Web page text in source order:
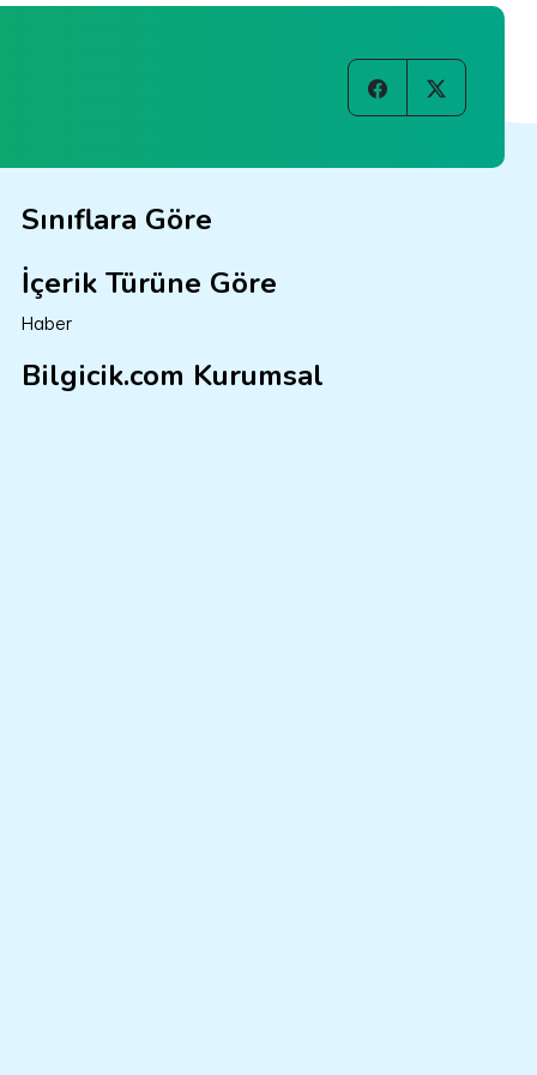
Sınıflara Göre
İçerik Türüne Göre
Haber
Bilgicik.com Kurumsal